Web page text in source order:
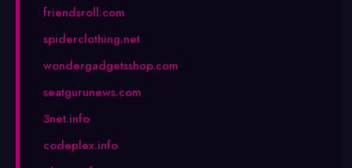
friendsroll.com
spiderclothing.net
wondergadgetsshop.com
seatgurunews.com
3net.info
codeplex.info